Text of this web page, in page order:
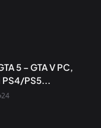
5 – GTA V PC,
PS5...
24